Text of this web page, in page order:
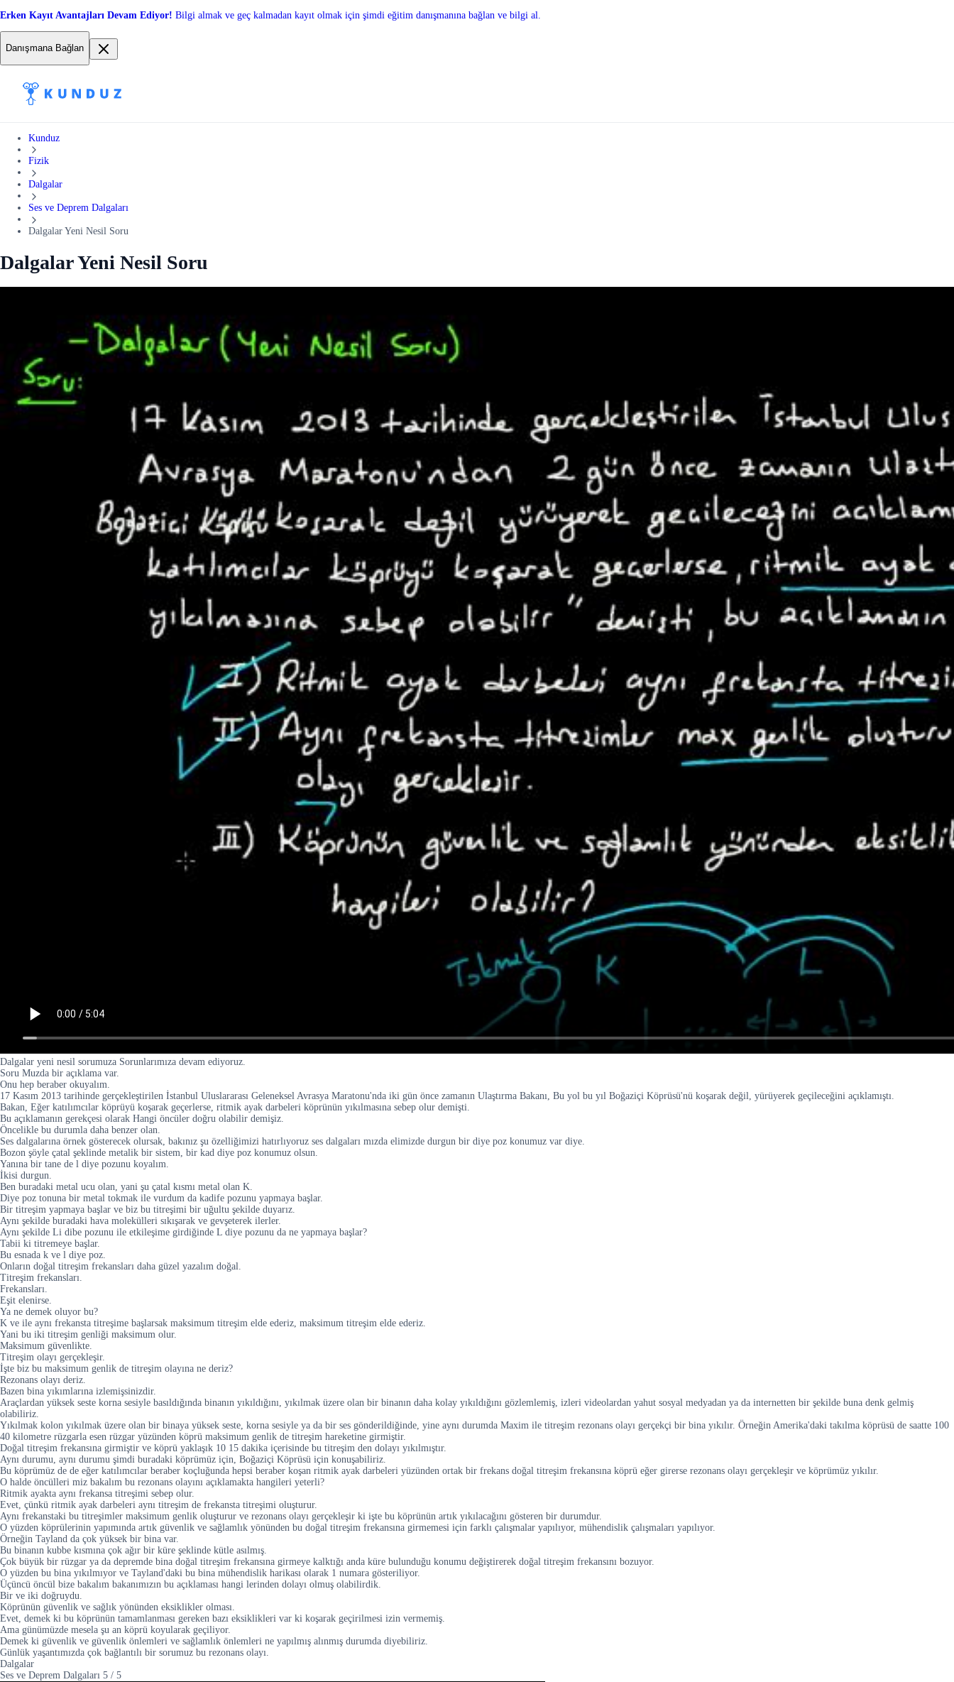
Erken Kayıt Avantajları Devam Ediyor! Bilgi almak ve geç kalmadan kayıt olmak için şimdi eğitim danışmanına bağlan ve bilgi al.
Danışmana Bağlan
Kunduz
Fizik
Dalgalar
Ses ve Deprem Dalgaları
Dalgalar Yeni Nesil Soru
Dalgalar Yeni Nesil Soru
Dalgalar yeni nesil sorumuza Sorunlarımıza devam ediyoruz.
Soru Muzda bir açıklama var.
Onu hep beraber okuyalım.
17 Kasım 2013 tarihinde gerçekleştirilen İstanbul Uluslararası Geleneksel Avrasya Maratonu'nda iki gün önce zamanın Ulaştırma Bakanı, Bu yol bu yıl Boğaziçi Köprüsü'nü koşarak değil, yürüyerek geçileceğini açıklamıştı.
Bakan, Eğer katılımcılar köprüyü koşarak geçerlerse, ritmik ayak darbeleri köprünün yıkılmasına sebep olur demişti.
Bu açıklamanın gerekçesi olarak Hangi öncüler doğru olabilir demişiz.
Öncelikle bu durumla daha benzer olan.
Ses dalgalarına örnek gösterecek olursak, bakınız şu özelliğimizi hatırlıyoruz ses dalgaları mızda elimizde durgun bir diye poz konumuz var diye.
Bozon şöyle çatal şeklinde metalik bir sistem, bir kad diye poz konumuz olsun.
Yanına bir tane de l diye pozunu koyalım.
İkisi durgun.
Ben buradaki metal ucu olan, yani şu çatal kısmı metal olan K.
Diye poz tonuna bir metal tokmak ile vurdum da kadife pozunu yapmaya başlar.
Bir titreşim yapmaya başlar ve biz bu titreşimi bir uğultu şekilde duyarız.
Aynı şekilde buradaki hava molekülleri sıkışarak ve gevşeterek ilerler.
Aynı şekilde Li dibe pozunu ile etkileşime girdiğinde L diye pozunu da ne yapmaya başlar?
Tabii ki titremeye başlar.
Bu esnada k ve l diye poz.
Onların doğal titreşim frekansları daha güzel yazalım doğal.
Titreşim frekansları.
Frekansları.
Eşit elenirse.
Ya ne demek oluyor bu?
K ve ile aynı frekansta titreşime başlarsak maksimum titreşim elde ederiz, maksimum titreşim elde ederiz.
Yani bu iki titreşim genliği maksimum olur.
Maksimum güvenlikte.
Titreşim olayı gerçekleşir.
İşte biz bu maksimum genlik de titreşim olayına ne deriz?
Rezonans olayı deriz.
Bazen bina yıkımlarına izlemişsinizdir.
Araçlardan yüksek seste korna sesiyle basıldığında binanın yıkıldığını, yıkılmak üzere olan bir binanın daha kolay yıkıldığını gözlemlemiş, izleri videolardan yahut sosyal medyadan ya da internetten bir şekilde buna denk gelmiş
olabiliriz.
Yıkılmak kolon yıkılmak üzere olan bir binaya yüksek seste, korna sesiyle ya da bir ses gönderildiğinde, yine aynı durumda Maxim ile titreşim rezonans olayı gerçekçi bir bina yıkılır. Örneğin Amerika'daki takılma köprüsü de saatte 100
40 kilometre rüzgarla esen rüzgar yüzünden köprü maksimum genlik de titreşim hareketine girmiştir.
Doğal titreşim frekansına girmiştir ve köprü yaklaşık 10 15 dakika içerisinde bu titreşim den dolayı yıkılmıştır.
Aynı durumu, aynı durumu şimdi buradaki köprümüz için, Boğaziçi Köprüsü için konuşabiliriz.
Bu köprümüz de de eğer katılımcılar beraber koçluğunda hepsi beraber koşan ritmik ayak darbeleri yüzünden ortak bir frekans doğal titreşim frekansına köprü eğer girerse rezonans olayı gerçekleşir ve köprümüz yıkılır.
O halde öncülleri miz bakalım bu rezonans olayını açıklamakta hangileri yeterli?
Ritmik ayakta aynı frekansa titreşimi sebep olur.
Evet, çünkü ritmik ayak darbeleri aynı titreşim de frekansta titreşimi oluşturur.
Aynı frekanstaki bu titreşimler maksimum genlik oluşturur ve rezonans olayı gerçekleşir ki işte bu köprünün artık yıkılacağını gösteren bir durumdur.
O yüzden köprülerinin yapımında artık güvenlik ve sağlamlık yönünden bu doğal titreşim frekansına girmemesi için farklı çalışmalar yapılıyor, mühendislik çalışmaları yapılıyor.
Örneğin Tayland da çok yüksek bir bina var.
Bu binanın kubbe kısmına çok ağır bir küre şeklinde kütle asılmış.
Çok büyük bir rüzgar ya da depremde bina doğal titreşim frekansına girmeye kalktığı anda küre bulunduğu konumu değiştirerek doğal titreşim frekansını bozuyor.
O yüzden bu bina yıkılmıyor ve Tayland'daki bu bina mühendislik harikası olarak 1 numara gösteriliyor.
Üçüncü öncül bize bakalım bakanımızın bu açıklaması hangi lerinden dolayı olmuş olabilirdik.
Bir ve iki doğruydu.
Köprünün güvenlik ve sağlık yönünden eksiklikler olması.
Evet, demek ki bu köprünün tamamlanması gereken bazı eksiklikleri var ki koşarak geçirilmesi izin vermemiş.
Ama günümüzde mesela şu an köprü koyularak geçiliyor.
Demek ki güvenlik ve güvenlik önlemleri ve sağlamlık önlemleri ne yapılmış alınmış durumda diyebiliriz.
Günlük yaşantımızda çok bağlantılı bir sorumuz bu rezonans olayı.
Dalgalar
Ses ve Deprem Dalgaları 5 / 5